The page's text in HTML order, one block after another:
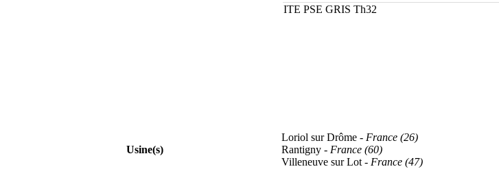
ITE PSE GRIS Th32
Usine(s)
Loriol sur Drôme - France (26)
Rantigny - France (60)
Villeneuve sur Lot - France (47)